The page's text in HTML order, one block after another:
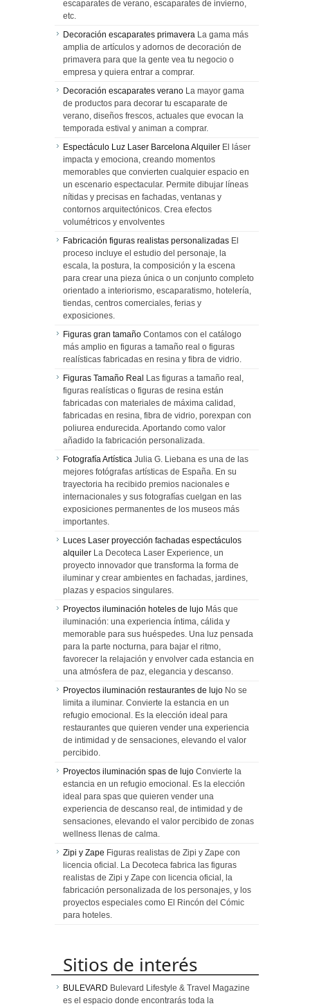
escaparates de verano, escaparates de invierno,
etc.
Decoración escaparates primavera La gama más
amplia de artículos y adornos de decoración de
primavera para que la gente vea tu negocio o
empresa y quiera entrar a comprar.
Decoración escaparates verano La mayor gama
de productos para decorar tu escaparate de
verano, diseños frescos, actuales que evocan la
temporada estival y animan a comprar.
Espectáculo Luz Laser Barcelona Alquiler El láser
impacta y emociona, creando momentos
memorables que convierten cualquier espacio en
un escenario espectacular. Permite dibujar líneas
nítidas y precisas en fachadas, ventanas y
contornos arquitectónicos. Crea efectos
volumétricos y envolventes
Fabricación figuras realistas personalizadas El
proceso incluye el estudio del personaje, la
escala, la postura, la composición y la escena
para crear una pieza única o un conjunto completo
orientado a interiorismo, escaparatismo, hotelería,
tiendas, centros comerciales, ferias y
exposiciones.
Figuras gran tamaño Contamos con el catálogo
más amplio en figuras a tamaño real o figuras
realísticas fabricadas en resina y fibra de vidrio.
Figuras Tamaño Real Las figuras a tamaño real,
figuras realísticas o figuras de resina están
fabricadas con materiales de máxima calidad,
fabricadas en resina, fibra de vidrio, porexpan con
poliurea endurecida. Aportando como valor
añadido la fabricación personalizada.
Fotografía Artística Julia G. Liebana es una de las
mejores fotógrafas artísticas de España. En su
trayectoria ha recibido premios nacionales e
internacionales y sus fotografías cuelgan en las
exposiciones permanentes de los museos más
importantes.
Luces Laser proyección fachadas espectáculos
alquiler La Decoteca Laser Experience, un
proyecto innovador que transforma la forma de
iluminar y crear ambientes en fachadas, jardines,
plazas y espacios singulares.
Proyectos iluminación hoteles de lujo Más que
iluminación: una experiencia íntima, cálida y
memorable para sus huéspedes. Una luz pensada
para la parte nocturna, para bajar el ritmo,
favorecer la relajación y envolver cada estancia en
una atmósfera de paz, elegancia y descanso.
Proyectos iluminación restaurantes de lujo No se
limita a iluminar. Convierte la estancia en un
refugio emocional. Es la elección ideal para
restaurantes que quieren vender una experiencia
de intimidad y de sensaciones, elevando el valor
percibido.
Proyectos iluminación spas de lujo Convierte la
estancia en un refugio emocional. Es la elección
ideal para spas que quieren vender una
experiencia de descanso real, de intimidad y de
sensaciones, elevando el valor percibido de zonas
wellness llenas de calma.
Zipi y Zape Figuras realistas de Zipi y Zape con
licencia oficial. La Decoteca fabrica las figuras
realistas de Zipi y Zape con licencia oficial, la
fabricación personalizada de los personajes, y los
proyectos especiales como El Rincón del Cómic
para hoteles.
Sitios de interés
BULEVARD Bulevard Lifestyle & Travel Magazine
es el espacio donde encontrarás toda la